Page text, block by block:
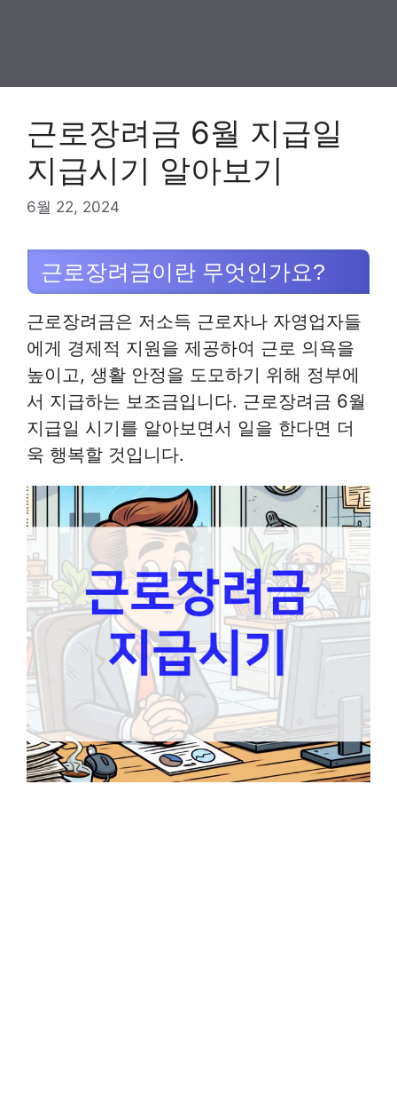
근로장려금 6월 지급일
지급시기 알아보기
6월 22, 2024
근로장려금이란 무엇인가요?
근로장려금은 저소득 근로자나 자영업자들
에게 경제적 지원을 제공하여 근로 의욕을
높이고, 생활 안정을 도모하기 위해 정부에
서 지급하는 보조금입니다. 근로장려금 6월
지급일 시기를 알아보면서 일을 한다면 더
욱 행복할 것입니다.